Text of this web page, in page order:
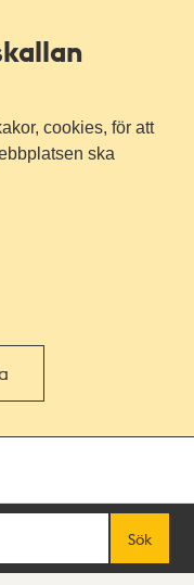
cookies, för att
ska
Sök